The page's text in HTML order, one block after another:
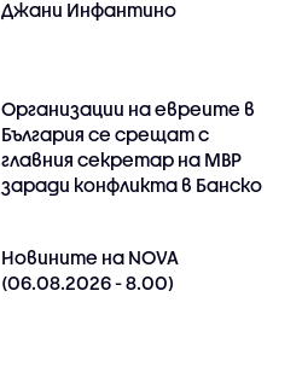
Джани Инфантино
Организации на евреите в
България се срещат с
главния секретар на МВР
заради конфликта в Банско
Новините на NOVA
(06.08.2026 - 8.00)